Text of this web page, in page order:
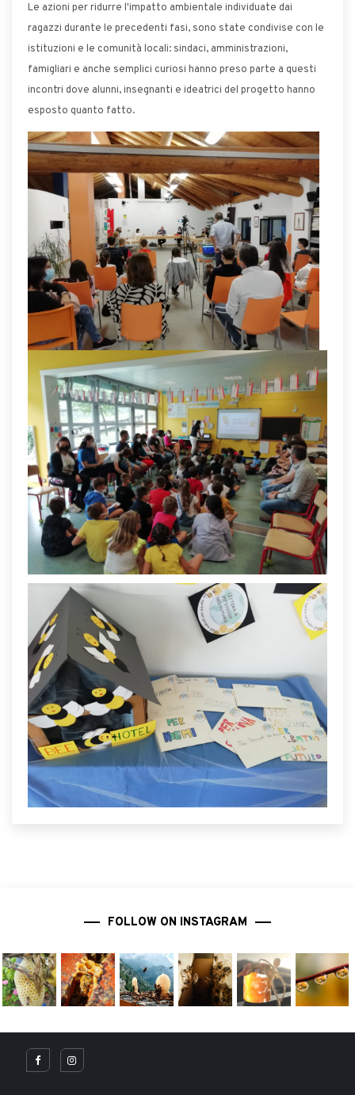
Le azioni per ridurre l'impatto ambientale individuate dai
ragazzi durante le precedenti fasi, sono state condivise con le
istituzioni e le comunità locali: sindaci, amministrazioni,
famigliari e anche semplici curiosi hanno preso parte a questi
incontri dove alunni, insegnanti e ideatrici del progetto hanno
esposto quanto fatto.
FOLLOW ON INSTAGRAM